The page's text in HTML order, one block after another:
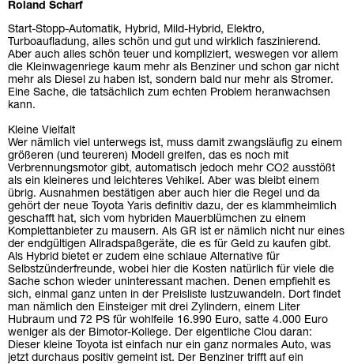
Roland Scharf
Start-Stopp-Automatik, Hybrid, Mild-Hybrid, Elektro,
Turboaufladung, alles schön und gut und wirklich faszinierend.
Aber auch alles schön teuer und kompliziert, weswegen vor allem
die Kleinwagenriege kaum mehr als Benziner und schon gar nicht
mehr als Diesel zu haben ist, sondern bald nur mehr als Stromer.
Eine Sache, die tatsächlich zum echten Problem heranwachsen
kann.
Kleine Vielfalt
Wer nämlich viel unterwegs ist, muss damit zwangsläufig zu einem
größeren (und teureren) Modell greifen, das es noch mit
Verbrennungsmotor gibt, automatisch jedoch mehr CO2 ausstößt
als ein kleineres und leichteres Vehikel. Aber was bleibt einem
übrig. Ausnahmen bestätigen aber auch hier die Regel und da
gehört der neue Toyota Yaris definitiv dazu, der es klammheimlich
geschafft hat, sich vom hybriden Mauerblümchen zu einem
Komplettanbieter zu mausern. Als GR ist er nämlich nicht nur eines
der endgültigen Allradspaßgeräte, die es für Geld zu kaufen gibt.
Als Hybrid bietet er zudem eine schlaue Alternative für
Selbstzünderfreunde, wobei hier die Kosten natürlich für viele die
Sache schon wieder uninteressant machen. Denen empfiehlt es
sich, einmal ganz unten in der Preisliste lustzuwandeln. Dort findet
man nämlich den Einsteiger mit drei Zylindern, einem Liter
Hubraum und 72 PS für wohlfeile 16.990 Euro, satte 4.000 Euro
weniger als der Bimotor-Kollege. Der eigentliche Clou daran:
Dieser kleine Toyota ist einfach nur ein ganz normales Auto, was
jetzt durchaus positiv gemeint ist. Der Benziner trifft auf ein